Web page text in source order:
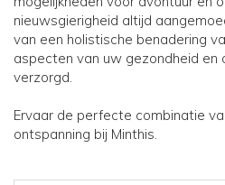
nieuwsgierigheid altijd
van een holistische benadering
aspecten van uw gezondheid en
verzorgd.
Ervaar de perfecte combinatie
ontspanning bij Minthis.